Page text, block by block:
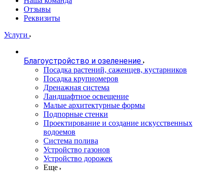
Отзывы
Реквизиты
Услуги
Благоустройство и озеленение
Посадка растений, саженцев, кустарников
Посадка крупномеров
Дренажная система
Ландшафтное освещение
Малые архитектурные формы
Подпорные стенки
Проектирование и создание искусственных
водоемов
Система полива
Устройство газонов
Устройство дорожек
Еще